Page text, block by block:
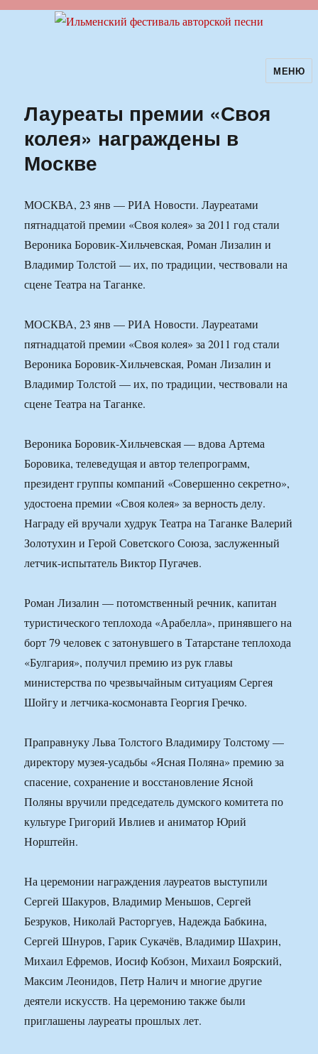
Ильменский фестиваль авторскойМЕНЮ
Лауреаты премии «Своя
колея» награждены в
Москве
МОСКВА, 23 янв — РИА Новости. Лауреатами
пятнадцатой премии «Своя колея» за 2011 год стали
Вероника Боровик-Хильчевская, Роман Лизалин и
Владимир Толстой — их, по традиции, чествовали на
сцене Театра на Таганке.
МОСКВА, 23 янв — РИА Новости. Лауреатами
пятнадцатой премии «Своя колея» за 2011 год стали
Вероника Боровик-Хильчевская, Роман Лизалин и
Владимир Толстой — их, по традиции, чествовали на
сцене Театра на Таганке.
Вероника Боровик-Хильчевская — вдова Артема
Боровика, телеведущая и автор телепрограмм,
президент группы компаний «Совершенно секретно»,
удостоена премии «Своя колея» за верность делу.
Награду ей вручали худрук Театра на Таганке Валерий
Золотухин и Герой Советского Союза, заслуженный
летчик-испытатель Виктор Пугачев.
Роман Лизалин — потомственный речник, капитан
туристического теплохода «Арабелла», принявшего на
борт 79 человек с затонувшего в Татарстане теплохода
«Булгария», получил премию из рук главы
министерства по чрезвычайным ситуациям Сергея
Шойгу и летчика-космонавта Георгия Гречко.
Праправнуку Льва Толстого Владимиру Толстому —
директору музея-усадьбы «Ясная Поляна» премию за
спасение, сохранение и восстановление Ясной
Поляны вручили председатель думского комитета по
культуре Григорий Ивлиев и аниматор Юрий
Норштейн.
На церемонии награждения лауреатов выступили
Сергей Шакуров, Владимир Меньшов, Сергей
Безруков, Николай Расторгуев, Надежда Бабкина,
Сергей Шнуров, Гарик Сукачёв, Владимир Шахрин,
Михаил Ефремов, Иосиф Кобзон, Михаил Боярский,
Максим Леонидов, Петр Налич и многие другие
деятели искусств. На церемонию также были
приглашены лауреаты прошлых лет.